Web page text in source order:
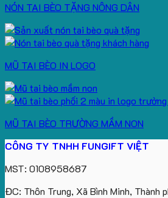
NÓN TAI BÈO TẶNG NÔNG DÂN
MŨ TAI BÈO IN LOGO
MŨ TAI BÈO TRƯỜNG MẦM NON
CÔNG TY TNHH FUNGIFT VIỆT
MST: 0108958687
ĐC: Thôn Trung, Xã Bình Minh, Thành